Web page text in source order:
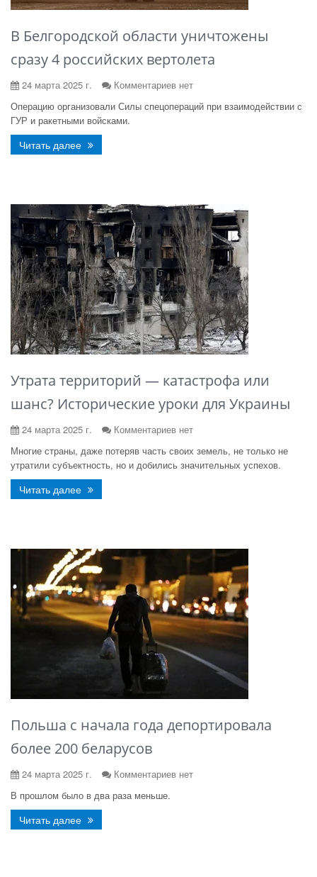
В Белгородской области уничтожены
сразу 4 российских вертолета
24 марта 2025 г.
Комментариев нет
Операцию организовали Силы спецопераций при взаимодействии с
ГУР и ракетными войсками.
Читать далее
Утрата территорий — катастрофа или
шанс? Исторические уроки для Украины
24 марта 2025 г.
Комментариев нет
Многие страны, даже потеряв часть своих земель, не только не
утратили субъектность, но и добились значительных успехов.
Читать далее
Польша с начала года депортировала
более 200 беларусов
24 марта 2025 г.
Комментариев нет
В прошлом было в два раза меньше.
Читать далее